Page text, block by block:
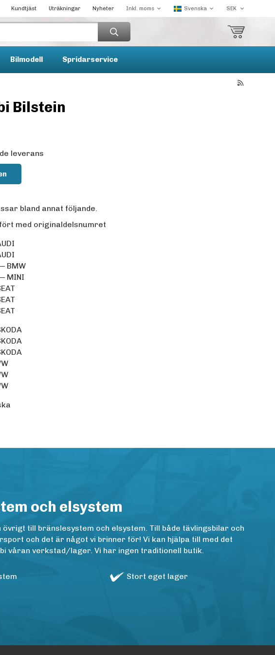
Kundtjäst Uträkningar Nyheter
Bilmodell Spridarservice
Bilstein
leverans
bland annat följande.
med originaldelsnumret
BMW
MINI
och elsystem
till bränslesystem och elsystem. Till både tävlingsbilar och
och det är något vi brinner för! Vi kan hjälpa till med det
våran verkstad/lager. Vi har ingen traditionell butik.
Stort eget lager